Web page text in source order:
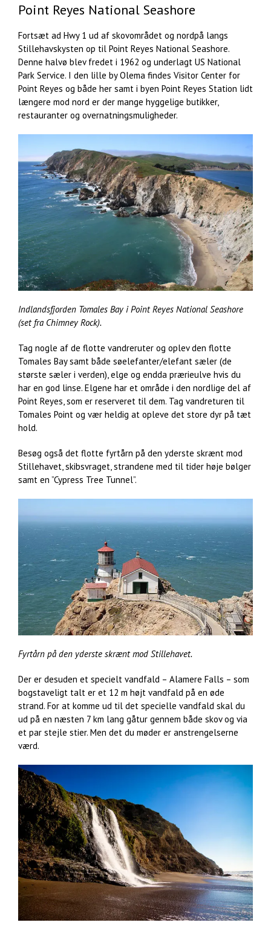
Point Reyes National Seashore
Fortsæt ad Hwy 1 ud af skovområdet og nordpå langs
Stillehavskysten op til Point Reyes National Seashore.
Denne halvø blev fredet i 1962 og underlagt US National
Park Service. I den lille by Olema findes Visitor Center for
Point Reyes og både her samt i byen Point Reyes Station lidt
længere mod nord er der mange hyggelige butikker,
restauranter og overnatningsmuligheder.
Indlandsfjorden Tomales Bay i Point Reyes National Seashore
(set fra Chimney Rock).
Tag nogle af de flotte vandreruter og oplev den flotte
Tomales Bay samt både søelefanter/elefant sæler (de
største sæler i verden), elge og endda prærieulve hvis du
har en god linse. Elgene har et område i den nordlige del af
Point Reyes, som er reserveret til dem. Tag vandreturen til
Tomales Point og vær heldig at opleve det store dyr på tæt
hold.
Besøg også det flotte fyrtårn på den yderste skrænt mod
Stillehavet, skibsvraget, strandene med til tider høje bølger
samt en ”Cypress Tree Tunnel”.
Fyrtårn på den yderste skrænt mod Stillehavet.
Der er desuden et specielt vandfald – Alamere Falls – som
bogstaveligt talt er et 12 m højt vandfald på en øde
strand. For at komme ud til det specielle vandfald skal du
ud på en næsten 7 km lang gåtur gennem både skov og via
et par stejle stier. Men det du møder er anstrengelserne
værd.